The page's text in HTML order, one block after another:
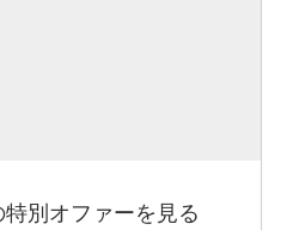
別オファーを見る